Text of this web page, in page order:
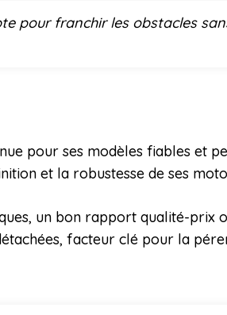
pour franchir les obstacles
pour ses modèles fiables et
et la robustesse de ses
un bon rapport qualité-prix
facteur clé pour la